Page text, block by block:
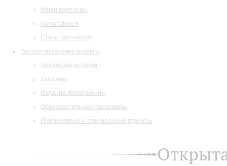
Наши партнеры
Фотогалерея
Стать партнером
Просветительские проекты
Творческие встречи
Выставки
Издания филармонии
Образовательные программы
Инклюзивные и специальные проекты